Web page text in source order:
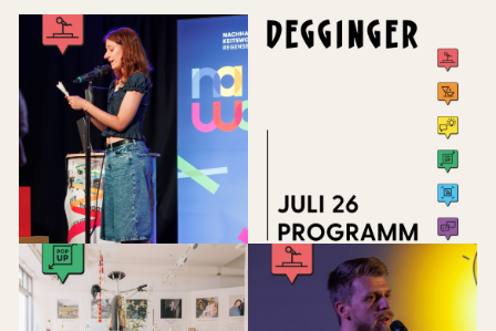
PROGRAMM­KALENDER